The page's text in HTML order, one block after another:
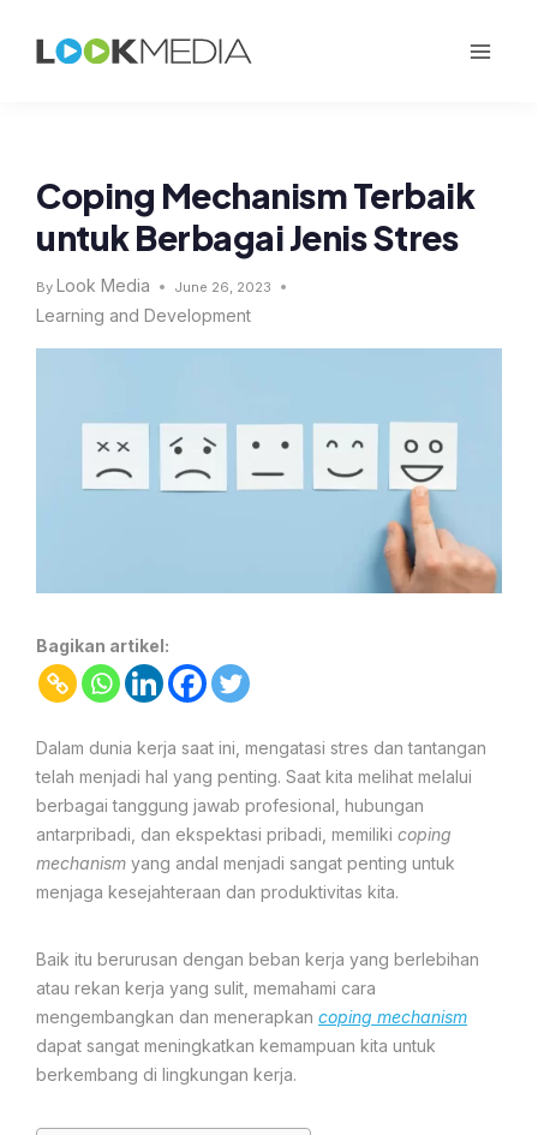
Coping Mechanism Terbaik
untuk Berbagai Jenis Stres
By Look Media June 26, 2023
Learning and Development
Bagikan artikel:
Dalam dunia kerja saat ini, mengatasi stres dan tantangan
telah menjadi hal yang penting. Saat kita melihat melalui
berbagai tanggung jawab profesional, hubungan
antarpribadi, dan ekspektasi pribadi, memiliki coping
mechanism yang andal menjadi sangat penting untuk
menjaga kesejahteraan dan produktivitas kita.
Baik itu berurusan dengan beban kerja yang berlebihan
atau rekan kerja yang sulit, memahami cara
mengembangkan dan menerapkan coping mechanism
dapat sangat meningkatkan kemampuan kita untuk
berkembang di lingkungan kerja.